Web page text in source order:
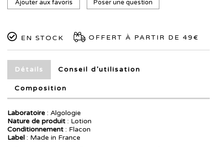
Ajouter aux favoris Poser une question
EN STOCK OFFERT À PARTIR DE 49€
Détails Conseil d’utilisation
Composition
Laboratoire : Algologie
Nature de produit : Lotion
Conditionnement : Flacon
Label : Made in France